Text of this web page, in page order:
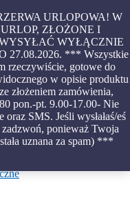
URLOPOWA! W
ZŁOŻONE I
WYŁĄCZNIE
27.08.2026. *** Wszystkie
rzeczywiście, gotowe do
w opisie produktu
złożeniem zamówienia,
pon.-pt. 9.00-17.00- Nie
SMS. Jeśli wysłałaś/eś
ponieważ Twoja
uznana za spam) ***
– materiały